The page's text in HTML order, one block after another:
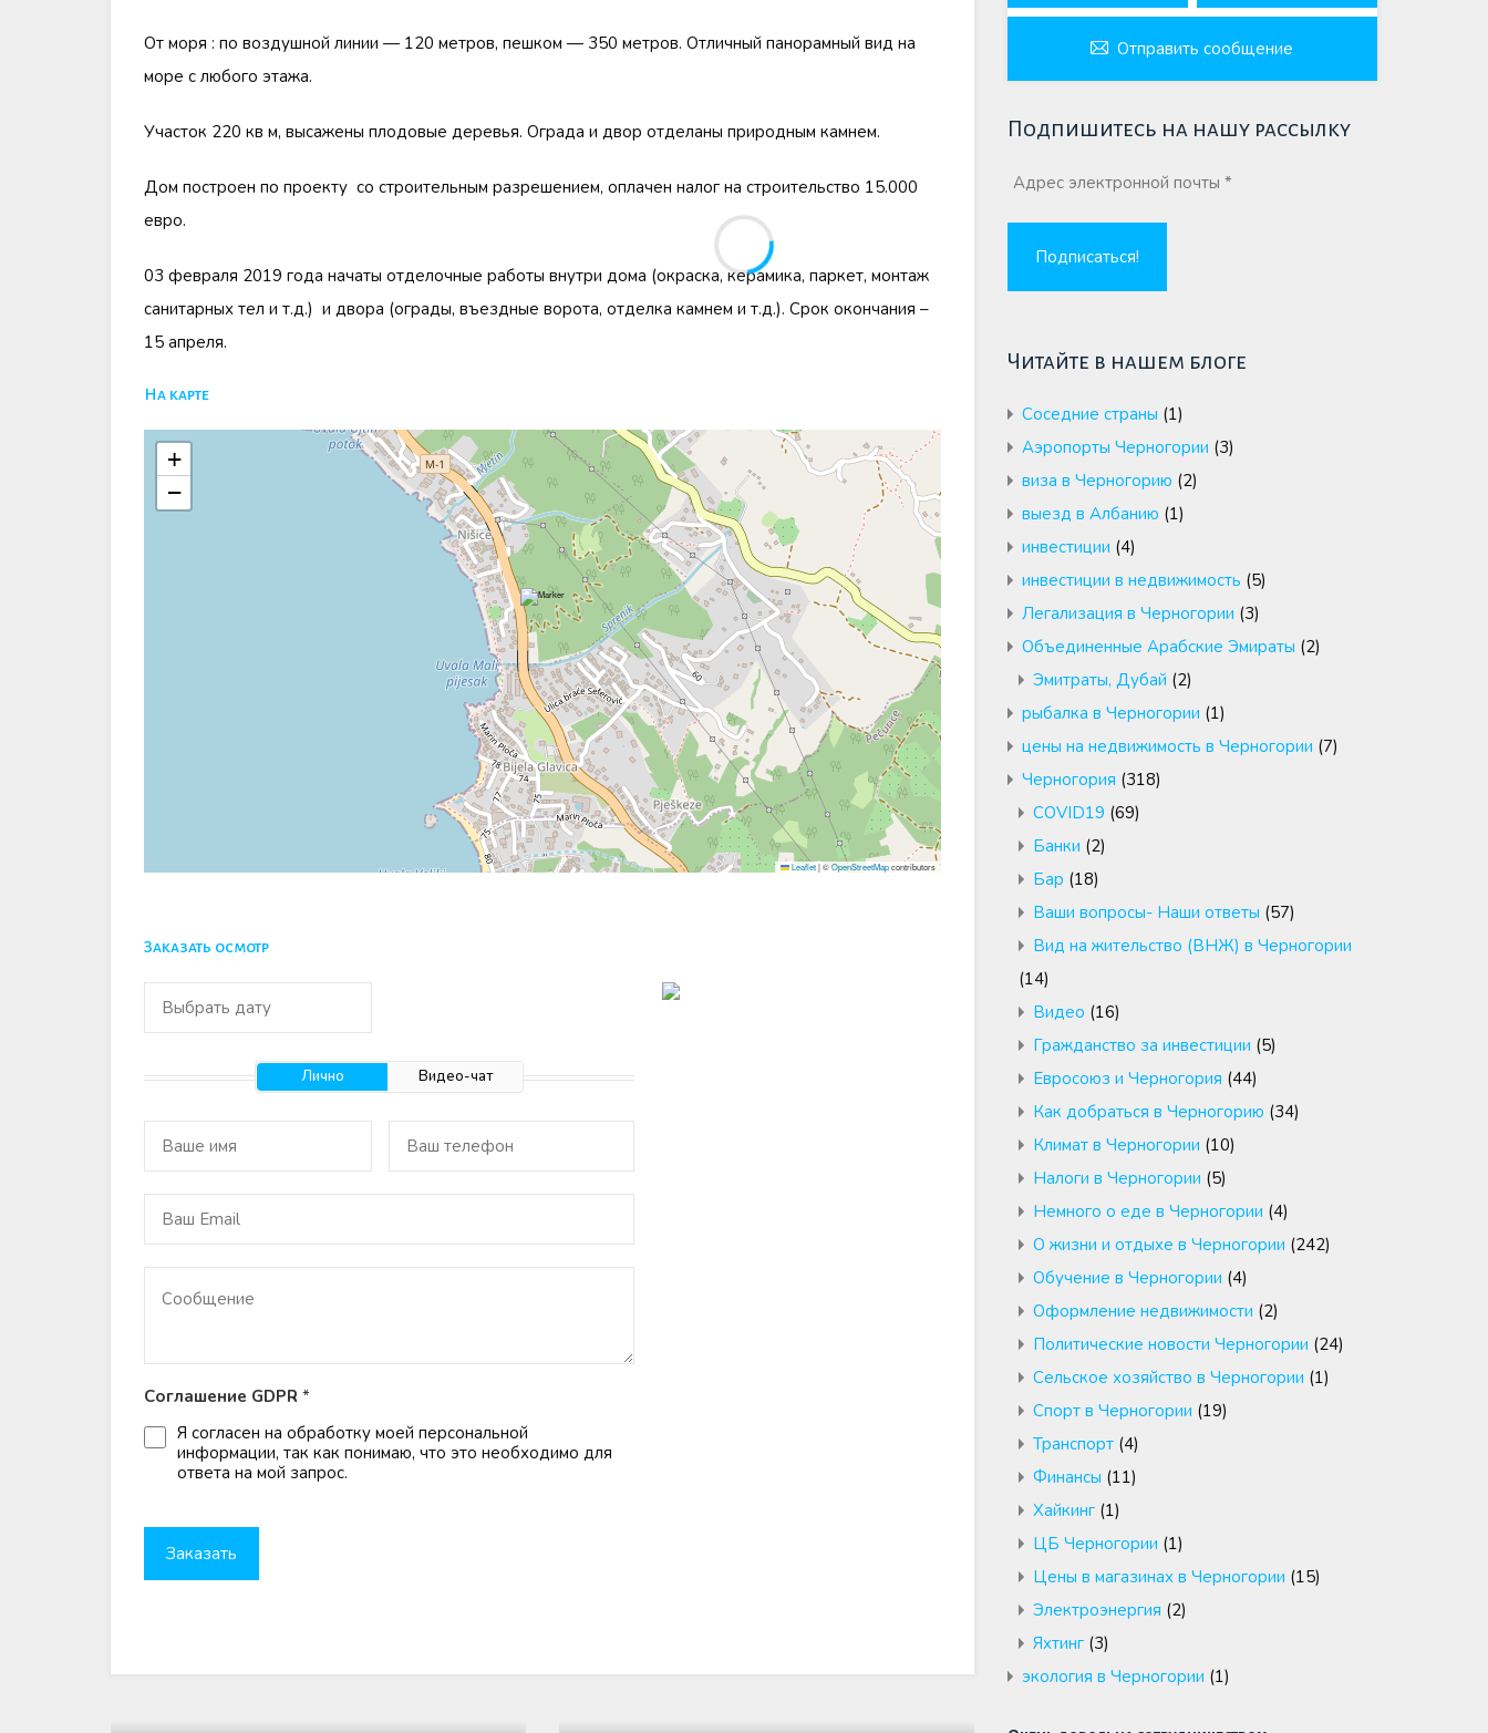
От моря : по воздушной линии — 120 метров, пешком — 350 метров. Отличный панорамный вид на
море с любого этажа.
Участок 220 кв м, высажены плодовые деревья. Ограда и двор отделаны природным камнем.
Дом построен по проекту со строительным разрешением, оплачен налог на строительство 15.000
евро.
03 февраля 2019 года начаты отделочные работы внутри дома (окраска, керамика, паркет, монтаж
санитарных тел и т.д.) и двора (ограды, въездные ворота, отделка камнем и т.д.). Срок окончания –
15 апреля.
На карте
+
−
Leaflet|©OpenStreetMapcontributors
Заказать осмотр
Лично Видео-чат
Соглашение GDPR *
Я согласен на обработку моей персональной
информации, так как понимаю, что это необходимо для
ответа на мой запрос.
Отправить сообщение
Подпишитесь на нашу рассылку
Читайте в нашем блоге
Cоседние страны (1)
Аэропорты Черногории (3)
виза в Черногорию (2)
выезд в Албанию (1)
инвестиции (4)
инвестиции в недвижимость (5)
Легализация в Черногории (3)
Объединенные Арабские Эмираты (2)
Эмитраты, Дубай (2)
рыбалка в Черногории (1)
цены на недвижимость в Черногории (7)
Черногория (318)
COVID19 (69)
Банки (2)
Бар (18)
Ваши вопросы- Наши ответы (57)
Вид на жительство (ВНЖ) в Черногории
(14)
Видео (16)
Гражданство за инвестиции (5)
Евросоюз и Черногория (44)
Как добраться в Черногорию (34)
Климат в Черногории (10)
Налоги в Черногории (5)
Немного о еде в Черногории (4)
О жизни и отдыхе в Черногории (242)
Обучение в Черногории (4)
Оформление недвижимости (2)
Политические новости Черногории (24)
Сельское хозяйство в Черногории (1)
Спорт в Черногории (19)
Транспорт(4)
Финансы (11)
Хайкинг(1)
ЦБ Черногории (1)
Цены в магазинах в Черногории (15)
Электроэнергия (2)
Яхтинг(3)
экология в Черногории (1)